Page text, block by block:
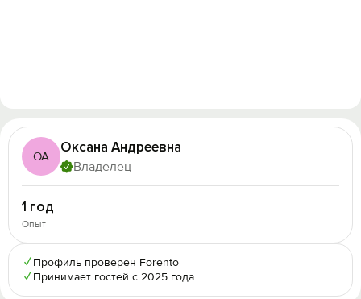
ОА
Оксана Андреевна
Владелец
1 год
Опыт
✓ Профиль проверен Forento
✓ Принимает гостей с 2025 года